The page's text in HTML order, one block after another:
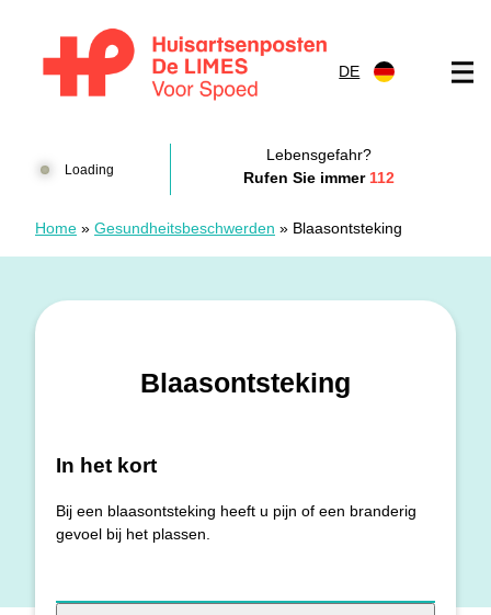
DE
Loading
Lebensgefahr?
Rufen Sie immer 112
Home » Gesundheitsbeschwerden » Blaasontsteking
Blaasontsteking
In het kort
Bij een blaasontsteking heeft u pijn of een branderig
gevoel bij het plassen.